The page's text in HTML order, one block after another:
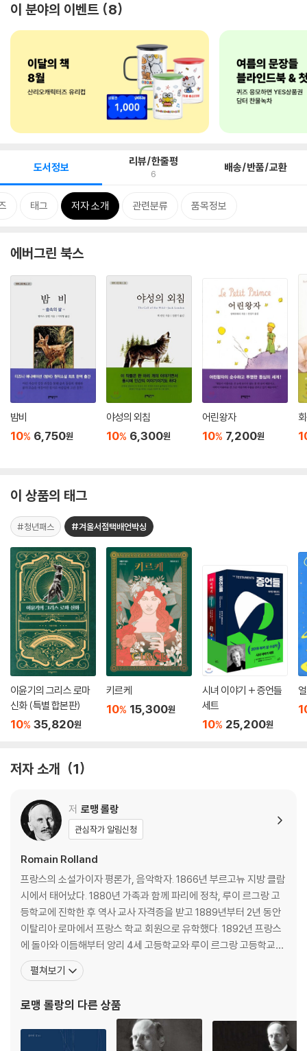
이 분야의 이벤트 8
도서정보 리뷰/한줄평
6 배송/반품/교환
태그 저자 소개 관련분류 품목정보
에버그린 북스
밤비
10% 6,750원
야성의 외침
10% 6,300원
어린왕자
10% 7,200원
이 상품의 태그
#청년패스 #겨울서점택배언박싱
이윤기의 그리스 로마
신화 (특별 합본판)
10% 35,820원
키르케
10% 15,300원
시녀 이야기 + 증언들
세트
10% 25,200원
저자 소개 1
저 로맹 롤랑
관심작가 알림신청
Romain Rolland
프랑스의 소설가이자 평론가, 음악학자. 1866년 부르고뉴 지방 클람
시에서 태어났다. 1880년 가족과 함께 파리에 정착, 루이 르그랑 고
등학교에 진학한 후 역사 교사 자격증을 받고 1889년부터 2년 동안
이탈리아 로마에서 프랑스 학교 회원으로 유학했다. 1892년 프랑스
에 돌아와 이듬해부터 앙리 4세 고등학교와 루이 르그랑 고등학교에
서 역사를 가르쳤고, 이후 파리 고등사범학교와 소르본대학에서 각
각 예술사와 음악사를 강의했다. 1904-1912년에 출간된 대하소설
품으로 노벨문학상을 수상한다. 191
펼쳐보기
로맹 롤랑의 다른 상품